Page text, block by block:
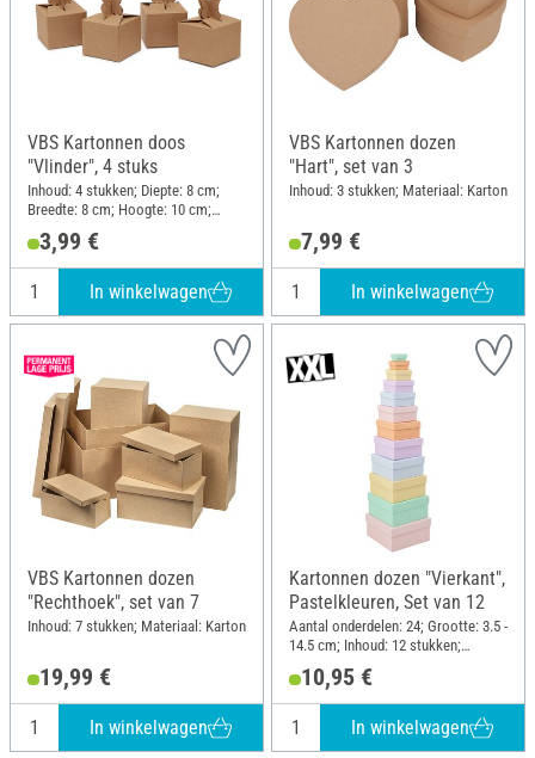
VBS Kartonnen doos
"Vlinder", 4 stuks
Inhoud: 4 stukken; Diepte: 8 cm;
Breedte: 8 cm; Hoogte: 10 cm;
Materiaal: Karton
3,99 €
In winkelwagen
VBS Kartonnen dozen
"Hart", set van 3
Inhoud: 3 stukken; Materiaal: Karton
7,99 €
In winkelwagen
VBS Kartonnen dozen
"Rechthoek", set van 7
Inhoud: 7 stukken; Materiaal: Karton
19,99 €
In winkelwagen
Kartonnen dozen "Vierkant",
Pastelkleuren, Set van 12
Aantal onderdelen: 24; Grootte: 3.5 -
14.5 cm; Inhoud: 12 stukken;
10,95 €
In winkelwagen